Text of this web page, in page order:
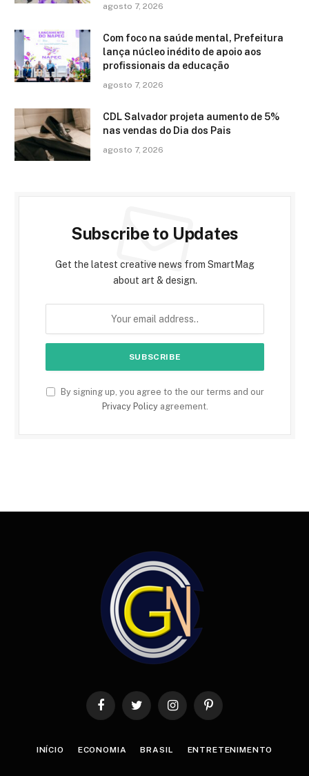
agosto 7, 2026
Com foco na saúde mental, Prefeitura
lança núcleo inédito de apoio aos
profissionais da educação
agosto 7, 2026
CDL Salvador projeta aumento de 5%
nas vendas do Dia dos Pais
agosto 7, 2026
Subscribe to Updates
Get the latest creative news from SmartMag
about art & design.
By signing up, you agree to the our terms and our
Privacy Policyagreement.
FacebookTwitter InstagramPinterest
INÍCIO ECONOMIA BRASIL ENTRETENIMENTO